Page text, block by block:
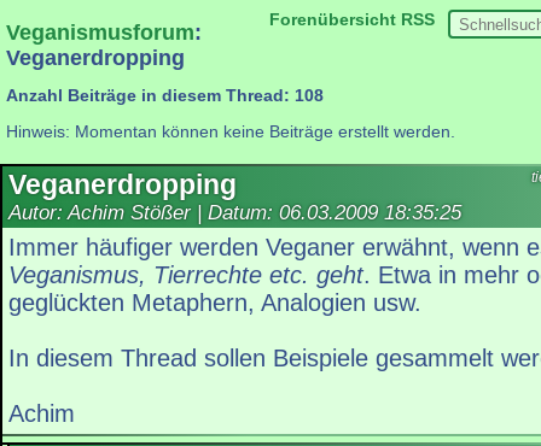
Forenübersicht RSS
Veganismusforum:
Veganerdropping
Anzahl Beiträge in diesem Thread: 108
Hinweis: Momentan können keine Beiträge erstellt werden.
Veganerdropping
Autor: Achim Stößer | Datum: 06.03.2009 18:35:25
Immer häufiger werden Veganer erwähnt, wenn
Veganismus, Tierrechte etc. geht. Etwa in mehr
geglückten Metaphern, Analogien usw.
In diesem Thread sollen Beispiele gesammelt
Achim